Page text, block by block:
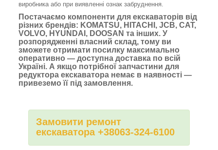
виробника або при виявленні ознак забруднення.
Постачаємо компоненти для екскаваторів від
різних брендів: KOMATSU, HITACHI, JCB, CAT,
VOLVO, HYUNDAI, DOOSAN та інших. У
розпорядженні власний склад, тому ви
зможете отримати посилку максимально
оперативно — доступна доставка по всій
Україні. А якщо потрібної запчастини для
редуктора екскаватора немає в наявності —
привеземо її під замовлення.
Замовити ремонт
екскаватора +38063-324-6100